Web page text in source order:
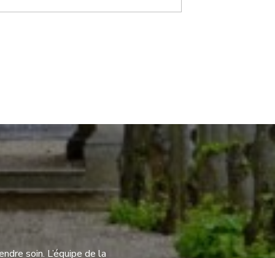
soin. L’équipe de la